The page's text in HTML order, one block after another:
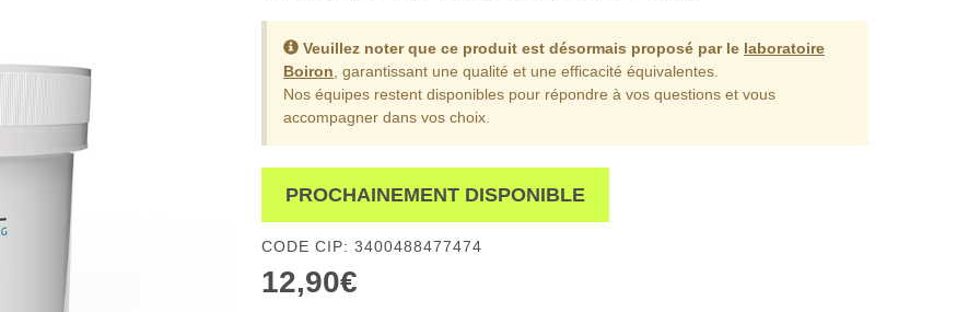
Veuillez noter que ce produit est désormais proposé par le laboratoire
Boiron , garantissant une qualité et une efficacité équivalentes.
Nos équipes restent disponibles pour répondre à vos questions et vous
accompagner dans vos choix.
PROCHAINEMENT DISPONIBLE
CODE CIP: 3400488477474
12,90€